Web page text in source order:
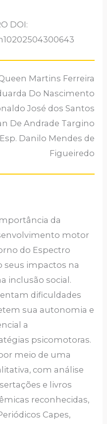
DOI:
Martins Ferreira
Do Nascimento
José dos Santos
De Andrade Targino
Danilo Mendes de
Figueiredo
da
motor
do Espectro
seus impactos na
inclusão social.
dificuldades
sua autonomia e
a
psicomotoras.
meio de uma
com análise
e livros
reconhecidas,
Capes,